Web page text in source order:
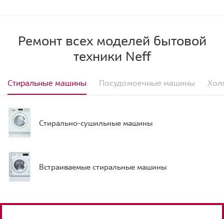
Ремонт всех моделей бытовой
техники Neff
Стиральные машины Посудомоечные машины
Стирально-сушильные машины
Встраиваемые стиральные машины